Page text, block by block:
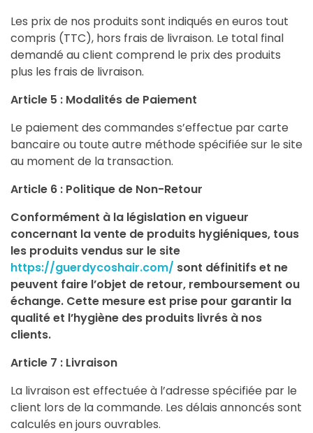
Les prix de nos produits sont indiqués en euros tout
compris (TTC), hors frais de livraison. Le total final
demandé au client comprend le prix des produits
plus les frais de livraison.
Article 5 : Modalités de Paiement
Le paiement des commandes s’effectue par carte
bancaire ou toute autre méthode spécifiée sur le site
au moment de la transaction.
Article 6 : Politique de Non-Retour
Conformément à la législation en vigueur
concernant la vente de produits hygiéniques, tous
les produits vendus sur le site
https://guerdycoshair.com/ sont définitifs et ne
peuvent faire l’objet de retour, remboursement ou
échange. Cette mesure est prise pour garantir la
qualité et l’hygiène des produits livrés à nos
clients.
Article 7 : Livraison
La livraison est effectuée à l’adresse spécifiée par le
client lors de la commande. Les délais annoncés sont
calculés en jours ouvrables.